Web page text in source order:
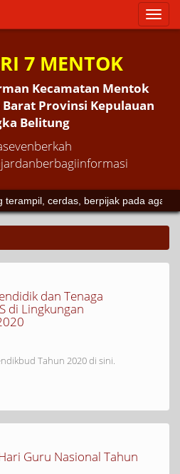
Toggle
7 MENTOK
Kecamatan Mentok
Provinsi Kepulauan
Belitung
terampil, cerdas, berpijak pada
dan Tenaga
di Lingkungan
Tahun 2020 di sini.
Guru Nasional Tahun